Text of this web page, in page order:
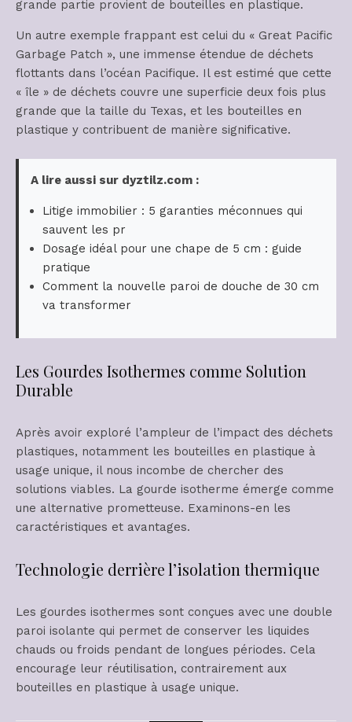
grande partie provient de bouteilles en plastique.
Un autre exemple frappant est celui du « Great Pacific
Garbage Patch », une immense étendue de déchets
flottants dans l’océan Pacifique. Il est estimé que cette
« île » de déchets couvre une superficie deux fois plus
grande que la taille du Texas, et les bouteilles en
plastique y contribuent de manière significative.
A lire aussi sur dyztilz.com :
Litige immobilier : 5 garanties méconnues qui
sauvent les pr
Dosage idéal pour une chape de 5 cm : guide
pratique
Comment la nouvelle paroi de douche de 30 cm
va transformer
Les Gourdes Isothermes comme Solution
Durable
Après avoir exploré l’ampleur de l’impact des déchets
plastiques, notamment les bouteilles en plastique à
usage unique, il nous incombe de chercher des
solutions viables. La gourde isotherme émerge comme
une alternative prometteuse. Examinons-en les
caractéristiques et avantages.
Technologie derrière l’isolation thermique
Les gourdes isothermes sont conçues avec une double
paroi isolante qui permet de conserver les liquides
chauds ou froids pendant de longues périodes. Cela
encourage leur réutilisation, contrairement aux
bouteilles en plastique à usage unique.